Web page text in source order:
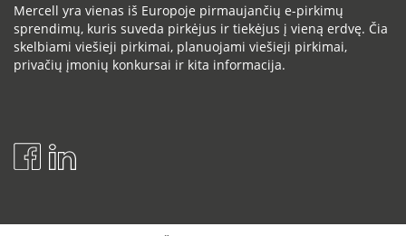
Mercell yra vienas iš Europoje pirmaujančių e-pirkimų
sprendimų, kuris suveda pirkėjus ir tiekėjus į vieną erdvę. Čia
skelbiami viešieji pirkimai, planuojami viešieji pirkimai,
privačių įmonių konkursai ir kita informacija.